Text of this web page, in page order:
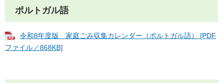
ポルトガル語
令和8年度版 家庭ごみ収集カレンダー（ポルトガル語） [PDF
ファイル／868KB]